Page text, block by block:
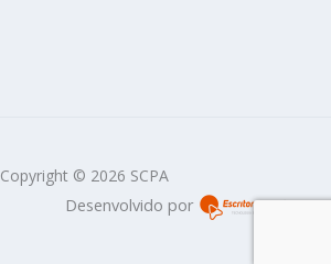
Copyright © 2026 SCPA
Desenvolvido por